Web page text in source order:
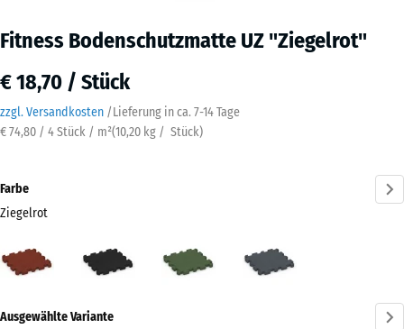
Fitness Bodenschutzmatte UZ "Ziegelrot"
€ 18,70 / Stück
zzgl. Versandkosten /Lieferung in ca. 7-14 Tage
€ 74,80 / 4 Stück / m²(10,20 kg / Stück)
Farbe
Ziegelrot
(active)
Informationen
Ausgewählte Variante